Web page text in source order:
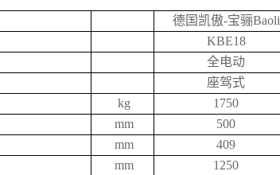
德国凯傲-宝骊Baoli
KBE18
全电动
座驾式
kg
1750
mm
500
mm
409
mm
1250